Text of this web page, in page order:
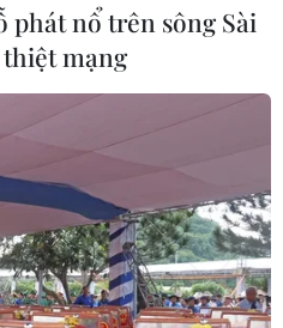
Tehran
đầu hàng
hợp tác
vấn chính
phát nổ trên sông Sài
mạng